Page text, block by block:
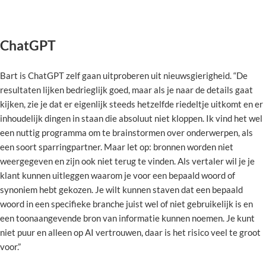
ChatGPT
Bart is ChatGPT zelf gaan uitproberen uit nieuwsgierigheid. “De
resultaten lijken bedrieglijk goed, maar als je naar de details gaat
kijken, zie je dat er eigenlijk steeds hetzelfde riedeltje uitkomt en er
inhoudelijk dingen in staan die absoluut niet kloppen. Ik vind het wel
een nuttig programma om te brainstormen over onderwerpen, als
een soort sparringpartner. Maar let op: bronnen worden niet
weergegeven en zijn ook niet terug te vinden. Als vertaler wil je je
klant kunnen uitleggen waarom je voor een bepaald woord of
synoniem hebt gekozen. Je wilt kunnen staven dat een bepaald
woord in een specifieke branche juist wel of niet gebruikelijk is en
een toonaangevende bron van informatie kunnen noemen. Je kunt
niet puur en alleen op AI vertrouwen, daar is het risico veel te groot
voor.”